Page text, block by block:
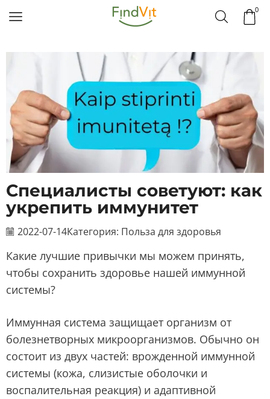
0
Специалисты советуют: как
укрепить иммунитет
2022-07-14Категория: Польза для здоровья
Какие лучшие привычки мы можем принять,
чтобы сохранить здоровье нашей иммунной
системы?
Иммунная система защищает организм от
болезнетворных микроорганизмов. Обычно он
состоит из двух частей: врожденной иммунной
системы (кожа, слизистые оболочки и
воспалительная реакция) и адаптивной